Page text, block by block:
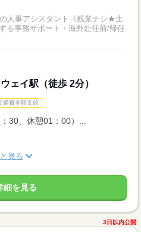
人事アシスタント《残業ナシ★土
る事務サポート・海外赴任前/帰任
ェイ駅（徒歩 2分）
通費全額支給
30、休憩01：00）...
見る
細を見る
3日以内公開